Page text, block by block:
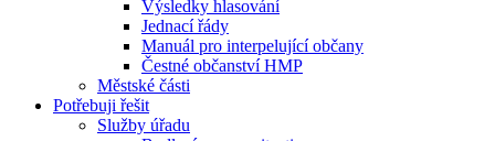
Výsledky hlasování
Jednací řády
Manuál pro interpelující občany
Čestné občanství HMP
Městské části
Potřebuji řešit
Služby úřadu